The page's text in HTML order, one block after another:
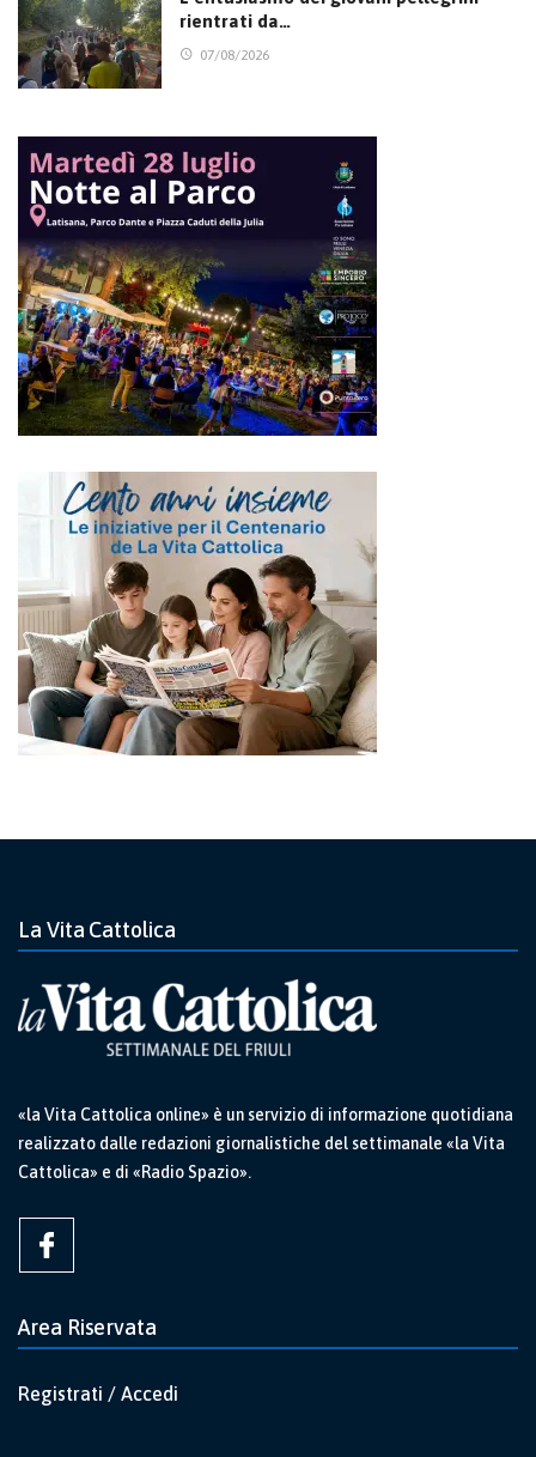
rientrati da…
07/08/2026
La Vita Cattolica
«la Vita Cattolica online» è un servizio di informazione quotidiana
realizzato dalle redazioni giornalistiche del settimanale «la Vita
Cattolica» e di «Radio Spazio».
Area Riservata
Registrati / Accedi